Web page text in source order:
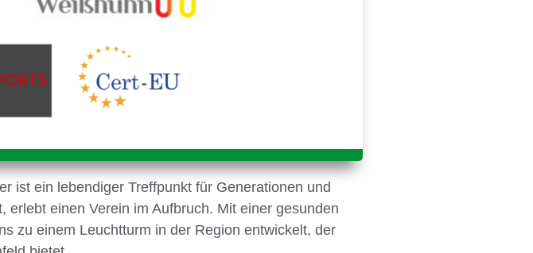
ist ein lebendiger Treffpunkt für Generationen und
einen Verein im Aufbruch. Mit einer gesunden
zu einem Leuchtturm in der Region entwickelt, der